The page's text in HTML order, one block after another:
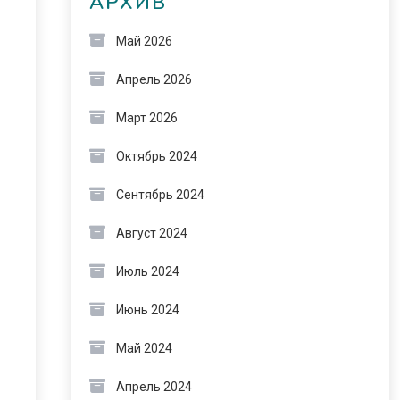
Май 2026
Апрель 2026
Март 2026
Октябрь 2024
Сентябрь 2024
Август 2024
Июль 2024
Июнь 2024
Май 2024
Апрель 2024